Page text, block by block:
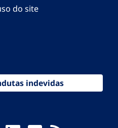
do site
indevidas